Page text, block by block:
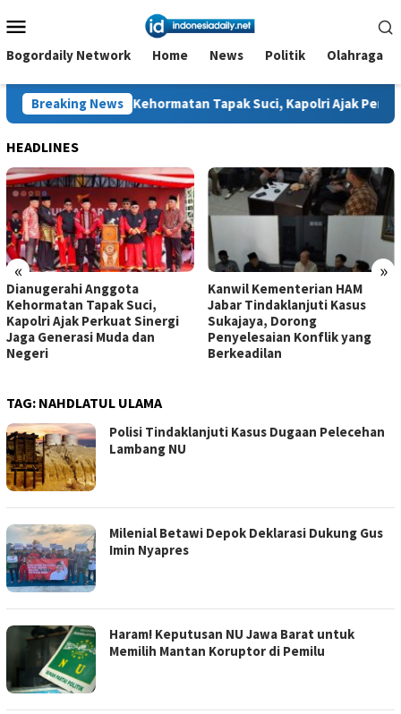
ke
kontenMobile
Bogordaily Network Home News Politik Olahraga
Breaking News
Kehormatan Tapak Suci, Kapolri Ajak Perkuat Sinergi Jaga
HEADLINES
« »
Dianugerahi Anggota
Kehormatan Tapak Suci,
Kapolri Ajak Perkuat Sinergi
Jaga Generasi Muda dan
Negeri
Kanwil Kementerian HAM
Jabar Tindaklanjuti Kasus
Sukajaya, Dorong
Penyelesaian Konflik yang
Berkeadilan
TAG: NAHDLATUL ULAMA
Polisi Tindaklanjuti Kasus Dugaan Pelecehan
Lambang NU
Milenial Betawi Depok Deklarasi Dukung Gus
Imin Nyapres
Haram! Keputusan NU Jawa Barat untuk
Memilih Mantan Koruptor di Pemilu